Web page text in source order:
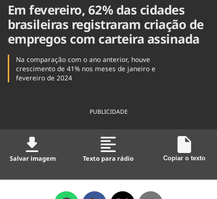
Em fevereiro, 62% das cidades
brasileiras registraram criação de
empregos com carteira assinada
Na comparação com o ano anterior, houve
crescimento de 41% nos meses de janeiro e
fevereiro de 2024
PUBLICIDADE
Salvar imagem Texto para rádio Copiar o texto